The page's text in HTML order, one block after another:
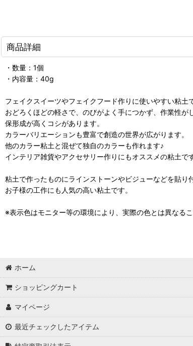
商品詳細
・数量：1個
・内容量：40g
フェイクスイーツやフェイクフード作りに使いやすい粘土
おどろくほどの軽さで、のびがよく手につかず、作業性が
保形成が高くコシがあります。
カラーバリエーションも豊富で創造の世界が広がります。
他のカラー粘土と混ぜて独自のカラーも作れます♪
インテリア雑貨やアクセサリー作りにもオススメの粘土です
粘土で作ったものにラインストーンやビジューなどを貼
お子様の工作にも人気の高い粘土です。
※表示色はモニター等の環境により、実際の色とは異なるこ
ホーム
ショッピングカート
マイページ
最近チェックしたアイテム